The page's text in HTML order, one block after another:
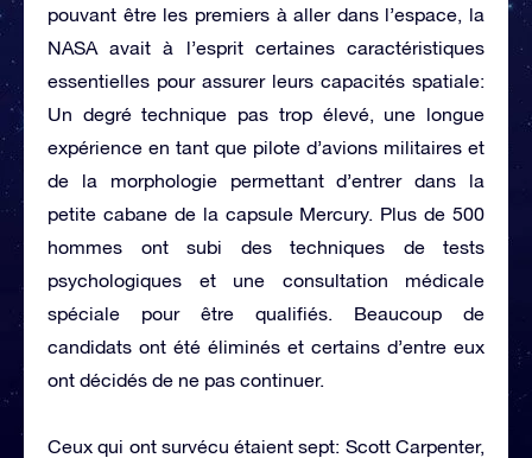
pouvant être les premiers à aller dans l’espace, la
NASA avait à l’esprit certaines caractéristiques
essentielles pour assurer leurs capacités spatiale:
Un degré technique pas trop élevé, une longue
expérience en tant que pilote d’avions militaires et
de la morphologie permettant d’entrer dans la
petite cabane de la capsule Mercury. Plus de 500
hommes ont subi des techniques de tests
psychologiques et une consultation médicale
spéciale pour être qualifiés. Beaucoup de
candidats ont été éliminés et certains d’entre eux
ont décidés de ne pas continuer.
Ceux qui ont survécu étaient sept: Scott Carpenter,